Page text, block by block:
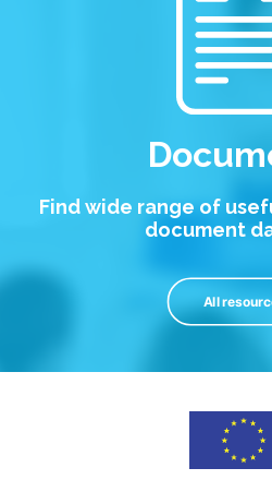
Find wide range of
document
All